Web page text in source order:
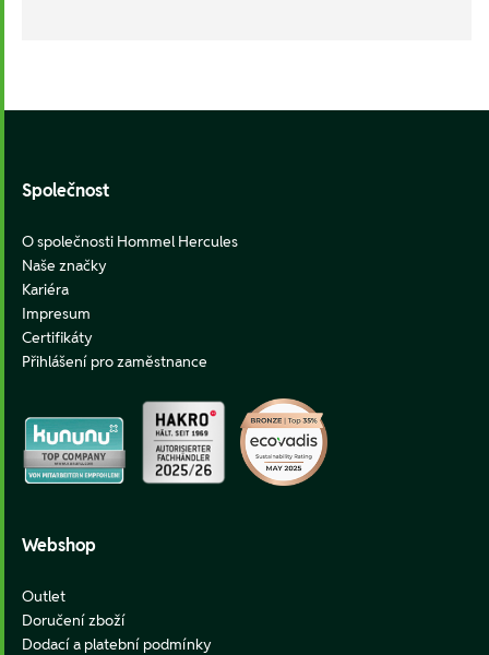
Společnost
O společnosti Hommel Hercules
Naše značky
Kariéra
Impresum
Certifikáty
Přihlášení pro zaměstnance
Webshop
Outlet
Doručení zboží
Dodací a platební podmínky